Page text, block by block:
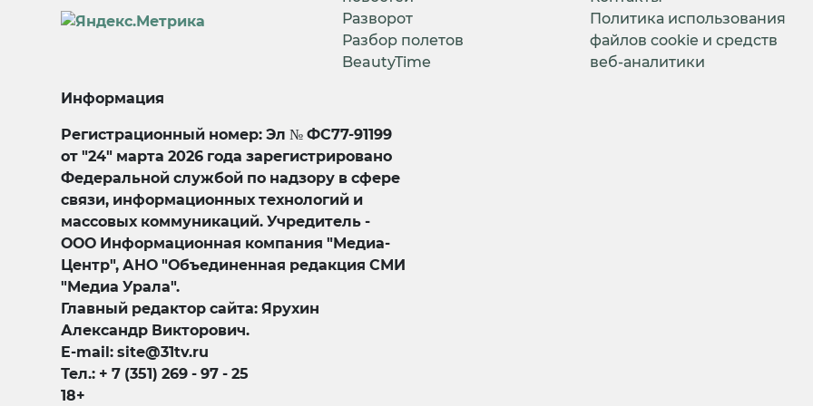
Разворот
Разбор полетов
BeautyTime
Политика использования
файлов cookie и средств
веб-аналитики
Информация
Регистрационный номер: Эл № ФС77-91199
от "24" марта 2026 года зарегистрировано
Федеральной службой по надзору в сфере
связи, информационных технологий и
массовых коммуникаций. Учредитель -
ООО Информационная компания "Медиа-
Центр", АНО "Объединенная редакция СМИ
"Медиа Урала".
Главный редактор сайта: Ярухин
Александр Викторович.
E-mail: site@31tv.ru
Тел.: + 7 (351) 269 - 97 - 25
18+